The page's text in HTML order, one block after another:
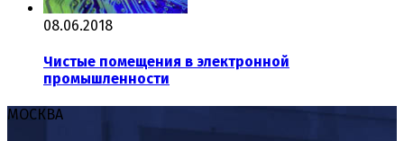
08.06.2018
Чистые помещения в электронной
промышленности
МОСКВА